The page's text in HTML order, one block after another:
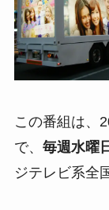
この番組は、
で、 毎週水曜
ジテレビ系全